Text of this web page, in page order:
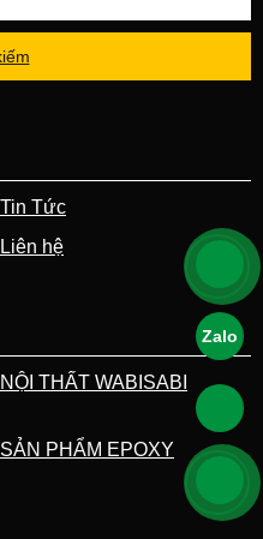
Tin Tức
Liên hệ
NỘI THẤT WABISABI
SẢN PHẨM EPOXY
Zalo